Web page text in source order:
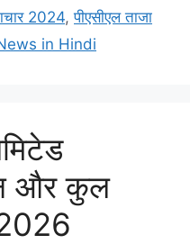
2024,पीएसीएल ताजा
in Hindi
और कुल